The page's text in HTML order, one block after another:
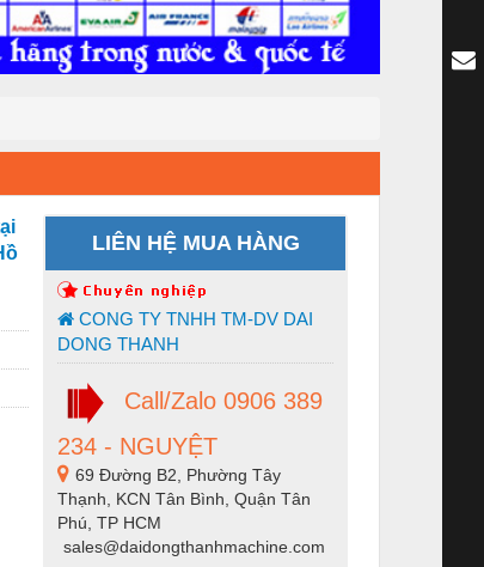
LIÊN HỆ MUA HÀNG
CONG TY TNHH TM-DV DAI
DONG THANH
Call/Zalo 0906 389
234 - NGUYỆT
69 Đường B2, Phường Tây
Thạnh, KCN Tân Bình, Quận Tân
Phú, TP HCM
sales@daidongthanhmachine.com